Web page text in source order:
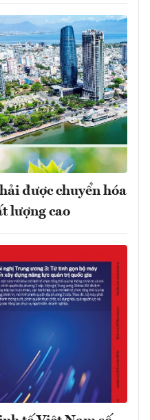
được chuyển hóa
lượng cao